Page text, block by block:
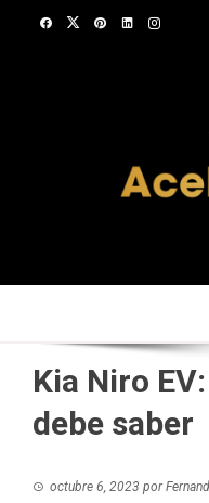
Kia Niro
debe saber
octubre 6, 2023 por